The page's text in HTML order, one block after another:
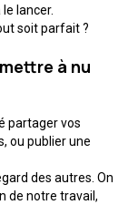
lancer.
soit parfait ?
à nu
partager vos
ou publier une
des autres. On
de notre travail,